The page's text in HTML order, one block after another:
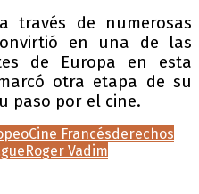
través de numerosas
en una de las
de Europa en esta
otra etapa de su
paso por el cine.
Cine Francésderechos
Roger Vadim